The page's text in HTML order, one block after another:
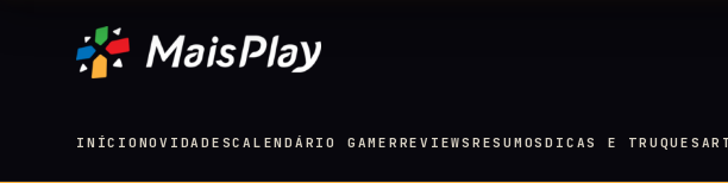
INÍCIO NOVIDADESCALENDÁRIO GAMER REVIEWS RESUMOSDICAS E TRUQUES